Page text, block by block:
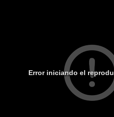
Error iniciando el